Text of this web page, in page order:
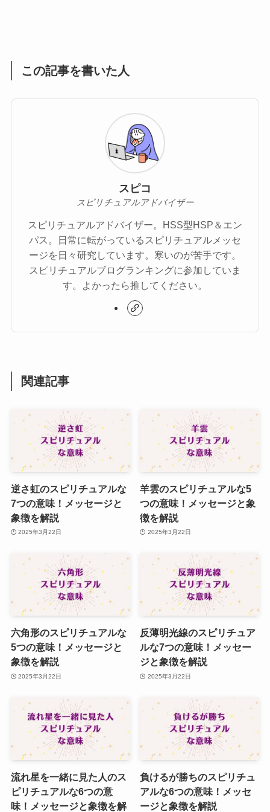
この記事を書いた人
スピコ
スピリチュアルアドバイザー
スピリチュアルアドバイザー。HSS型HSP＆エン
パス。日常に転がっているスピリチュアルメッセ
ージを日々研究しています。寒いのが苦手です。
スピリチュアルブログランキングに参加していま
す。よかったら推してください。
関連記事
逆さ虹のスピリチュアルな
7つの意味！メッセージと
象徴を解説
2025年3月22日
羊雲のスピリチュアルな5
つの意味！メッセージと象
徴を解説
2025年3月22日
六角形のスピリチュアルな
5つの意味！メッセージと
象徴を解説
2025年3月22日
反薄明光線のスピリチュア
ルな7つの意味！メッセー
ジと象徴を解説
2025年3月22日
流れ星を一緒に見た人のス
ピリチュアルな6つの意
味！メッセージと象徴を解
負けるが勝ちのスピリチュ
アルな6つの意味！メッセ
ージと象徴を解説